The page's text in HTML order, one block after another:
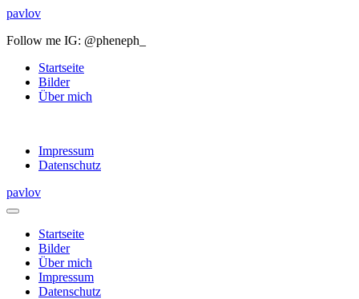
pavlov
Follow me IG: @pheneph_
Startseite
Bilder
Über mich
Impressum
Datenschutz
pavlov
Startseite
Bilder
Über mich
Impressum
Datenschutz